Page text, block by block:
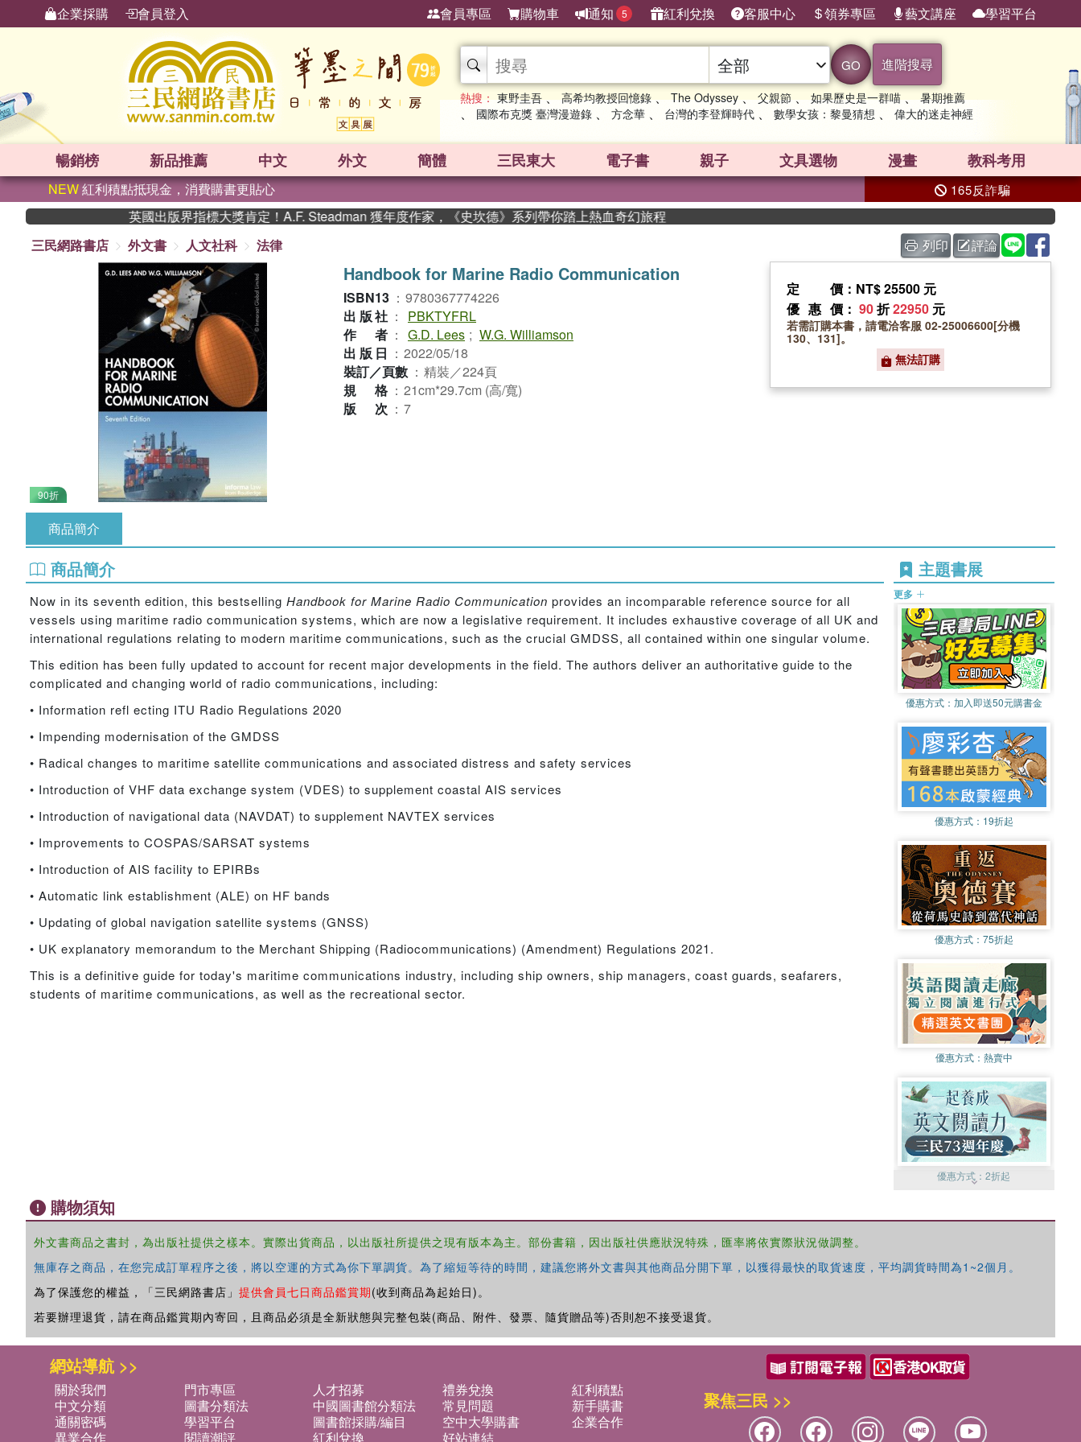
企業採購 會員登入 會員專區 購物車 通知 5 紅利兌換 客服中心 領券專區 藝文講座 學習平台
GO 進階搜尋
熱搜： 東野圭吾 、 高希均教授回憶錄 、 The Odyssey 、 父親節 、 如果歷史是一群喵 、 暑期推薦
、 國際布克獎 臺灣漫遊錄 、 方念華 、 台灣的李登輝時代 、 數學女孩：黎曼猜想 、 偉大的迷走神經
暢銷榜 新品推薦 中文 外文 簡體 三民東大 電子書 親子 文具選物 漫畫 教科考用
NEW紅利積點抵現金，消費購書更貼心 165反詐騙
英國出版界指標大獎肯定！A.F. Steadman 獲年度作家，《史坎德》系列帶你踏上熱血奇幻旅程
三民網路書店
外文書 人文社科 法律 列印 評論
90折
Handbook for Marine Radio Communication
ISBN13 ： 9780367774226
出版社 ：
PBKTYFRL
作者 ： G.D. Lees ; W.G. Williamson
出版日 ： 2022/05/18
裝訂／頁數 ： 精裝／224頁
規格 ： 21cm*29.7cm (高/寬)
版次 ： 7
定價 ：NT$ 25500 元
優惠價 ： 90折22950 元
若需訂購本書，請電洽客服 02-25006600[分機
130、131]。
無法訂購
商品簡介
商品簡介
Now in its seventh edition, this bestselling Handbook for Marine Radio Communication provides an incomparable reference source for all
vessels using maritime radio communication systems, which are now a legislative requirement. It includes exhaustive coverage of all UK and
international regulations relating to modern maritime communications, such as the crucial GMDSS, all contained within one singular volume.
This edition has been fully updated to account for recent major developments in the field. The authors deliver an authoritative guide to the
complicated and changing world of radio communications, including:
• Information refl ecting ITU Radio Regulations 2020
• Impending modernisation of the GMDSS
• Radical changes to maritime satellite communications and associated distress and safety services
• Introduction of VHF data exchange system (VDES) to supplement coastal AIS services
• Introduction of navigational data (NAVDAT) to supplement NAVTEX services
• Improvements to COSPAS/SARSAT systems
• Introduction of AIS facility to EPIRBs
• Automatic link establishment (ALE) on HF bands
• Updating of global navigation satellite systems (GNSS)
• UK explanatory memorandum to the Merchant Shipping (Radiocommunications) (Amendment) Regulations 2021.
This is a definitive guide for today's maritime communications industry, including ship owners, ship managers, coast guards, seafarers,
students of maritime communications, as well as the recreational sector.
主題書展
更多
優惠方式： 加入即送50元購書金
優惠方式： 19折起
優惠方式： 75折起
優惠方式： 熱賣中
優惠方式：2折起
購物須知
外文書商品之書封，為出版社提供之樣本。實際出貨商品，以出版社所提供之現有版本為主。部份書籍，因出版社供應狀況特殊，匯率將依實際狀況做調整。
無庫存之商品，在您完成訂單程序之後，將以空運的方式為你下單調貨。為了縮短等待的時間，建議您將外文書與其他商品分開下單，以獲得最快的取貨速度，平均調貨時間為1~2個月。
為了保護您的權益，「三民網路書店」 提供會員七日商品鑑賞期(收到商品為起始日)。
若要辦理退貨，請在商品鑑賞期內寄回，且商品必須是全新狀態與完整包裝(商品、附件、發票、隨貨贈品等)否則恕不接受退貨。
網站導航 >>
關於我們 門市專區 人才招募 禮券兌換
紅利積點
中文分類
圖書分類法 中國圖書館分類法 常見問題
新手購書
通關密碼
學習平台 圖書館採購/編目 空中大學購書
企業合作
異業合作
閱讀潮評 紅利兌換 好站連結
聚焦三民 >>